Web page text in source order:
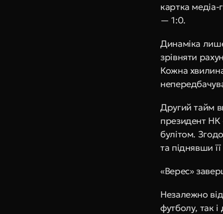
картка
— 1:0.
Динаміка
зрівняти
Кожна
Другий тайм
президент НК
булітом.
та піднявши
«Верес»
Незалежно
футболу, так